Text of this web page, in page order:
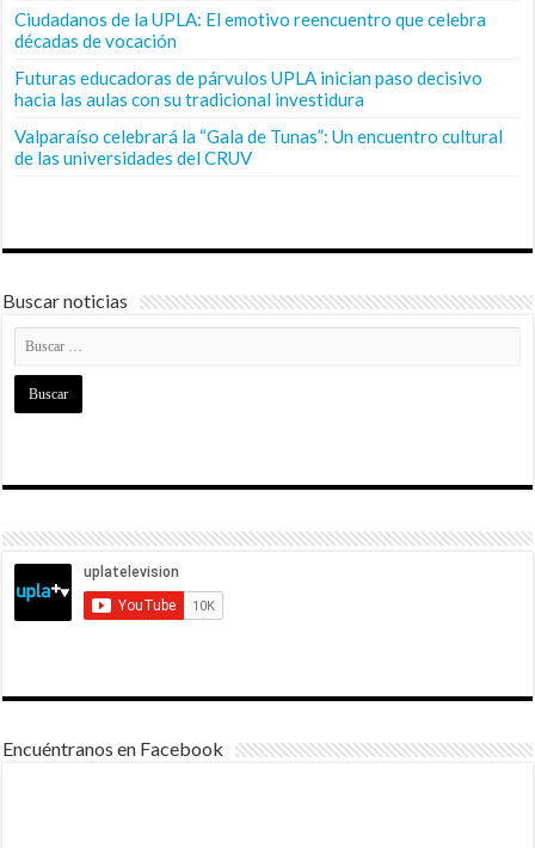
Ciudadanos de la UPLA: El emotivo reencuentro que celebra
décadas de vocación
Futuras educadoras de párvulos UPLA inician paso decisivo
hacia las aulas con su tradicional investidura
Valparaíso celebrará la “Gala de Tunas”: Un encuentro cultural
de las universidades del CRUV
Buscar noticias
Encuéntranos en Facebook